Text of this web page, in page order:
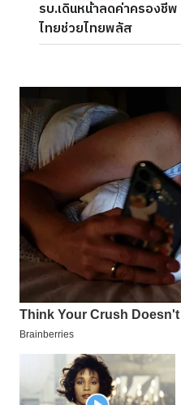
รบ.เดินหน้าลดค่าครองชี
ไทยช่วยไทยพลัส